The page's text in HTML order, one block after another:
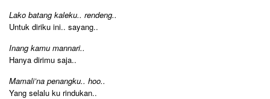
Lako batang kaleku.. rendeng..
Untuk diriku ini.. sayang..
Inang kamu mannari..
Hanya dirimu saja..
Mamali’na penangku.. hoo..
Yang selalu ku rindukan..